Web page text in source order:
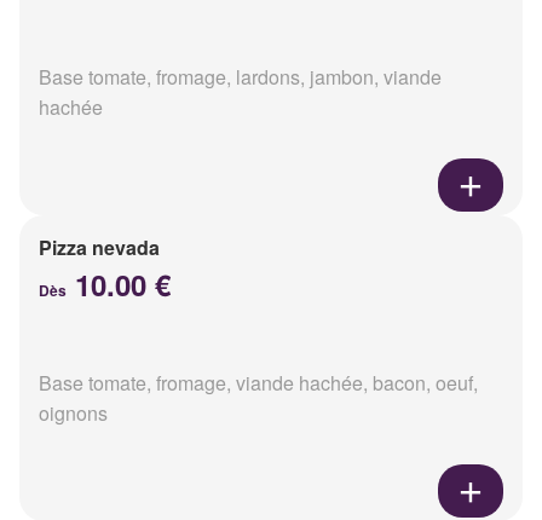
Base tomate, fromage, lardons, jambon, viande
hachée
Pizza nevada
Dès 10.00 €
Base tomate, fromage, viande hachée, bacon, oeuf,
oignons